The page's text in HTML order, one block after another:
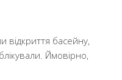
відкриття басейну,
Ймовірно,